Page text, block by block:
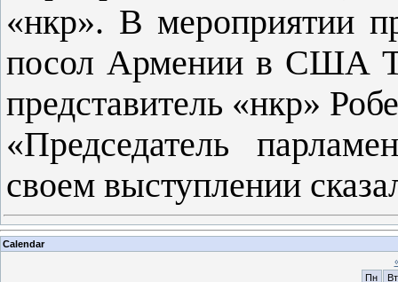
«нкр». В мероприятии
посол Армении в США
представитель «нкр»
«Председатель
своем выступлении
Calendar
Пн
Вт